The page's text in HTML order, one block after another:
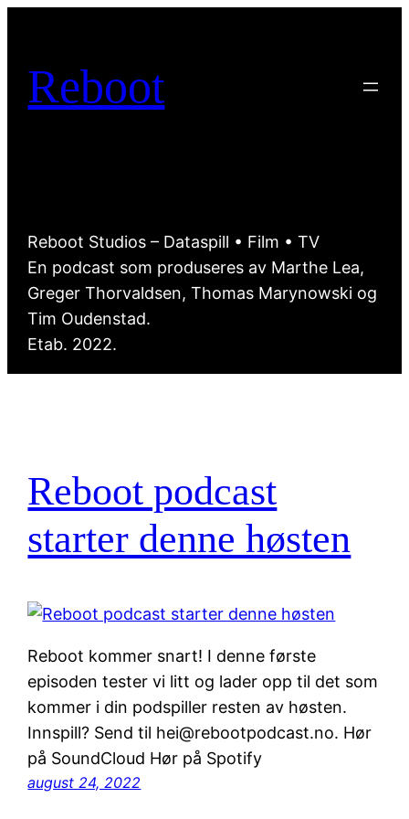
innhold
Reboot
Reboot Studios – Dataspill • Film • TV
En podcast som produseres av Marthe Lea,
Greger Thorvaldsen, Thomas Marynowski og
Tim Oudenstad.
Etab. 2022.
Reboot podcast
starter denne høsten
Reboot kommer snart! I denne første
episoden tester vi litt og lader opp til det som
kommer i din podspiller resten av høsten.
Innspill? Send til hei@rebootpodcast.no. Hør
på SoundCloud Hør på Spotify
august 24, 2022